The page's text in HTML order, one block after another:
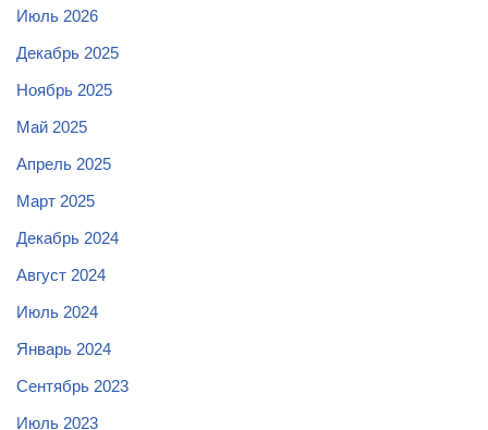
Июль 2026
Декабрь 2025
Ноябрь 2025
Май 2025
Апрель 2025
Март 2025
Декабрь 2024
Август 2024
Июль 2024
Январь 2024
Сентябрь 2023
Июль 2023